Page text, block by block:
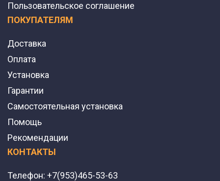
Пользовательское соглашение
ПОКУПАТЕЛЯМ
Доставка
Оплата
Установка
Гарантии
Самостоятельная установка
Помощь
Рекомендации
КОНТАКТЫ
Телефон: +7(953)465-53-63